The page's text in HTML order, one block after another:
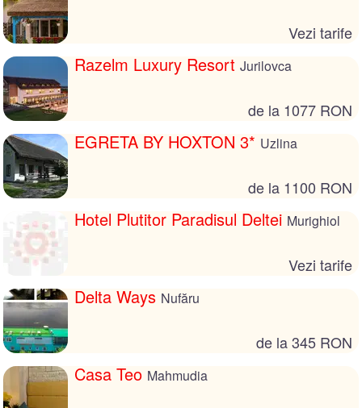
Vezi tarife
Razelm Luxury Resort Jurilovca
de la 1077 RON
EGRETA BY HOXTON 3* Uzlina
de la 1100 RON
Hotel Plutitor Paradisul Deltei Murighiol
Vezi tarife
Delta Ways Nufăru
de la 345 RON
Casa Teo Mahmudia